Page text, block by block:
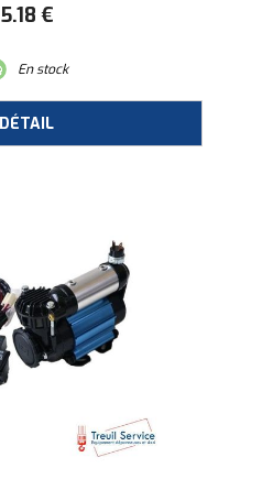
5.18 €
En stock